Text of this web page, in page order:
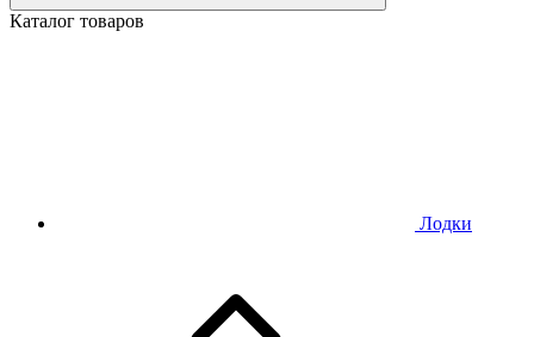
Каталог товаров
Лодки